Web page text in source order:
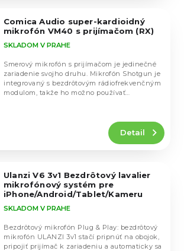
Comica Audio super-kardioidný
mikrofón VM40 s prijímačom (RX)
SKLADOM V PRAHE
Detail
Smerový mikrofón s prijímačom je jedinečné
zariadenie svojho druhu. Mikrofón Shotgun je
integrovaný s bezdrôtovým rádiofrekvenčným
modulom, takže ho možno používať
Ulanzi V6 3v1 Bezdrôtový lavalier
mikrofónový systém pre
iPhone/Android/Tablet/Kameru
SKLADOM V PRAHE
Bezdrôtový mikrofón Plug & Play: bezdrôtový
mikrofón ULANZI 3v1 stačí pripnúť na obojok,
pripojiť prijímač k zariadeniu a automaticky sa